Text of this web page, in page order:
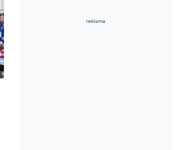
reklama